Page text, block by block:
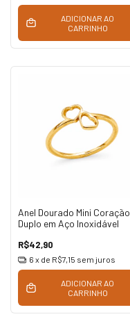
ADICIONAR AO
CARRINHO
Anel Dourado Mini Coração
Duplo em Aço Inoxidável
R$42,90
6 x de R$7,15 sem juros
ADICIONAR AO
CARRINHO